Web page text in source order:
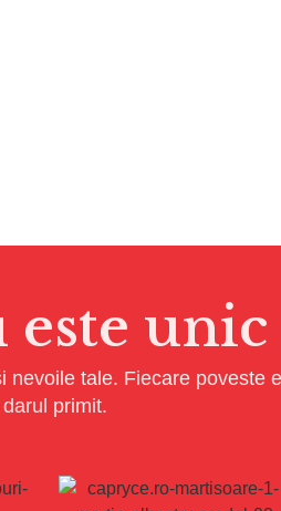
este unic
tale. Fiecare poveste
primit.